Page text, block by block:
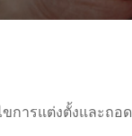
ขการแต่งตั้งและถอ